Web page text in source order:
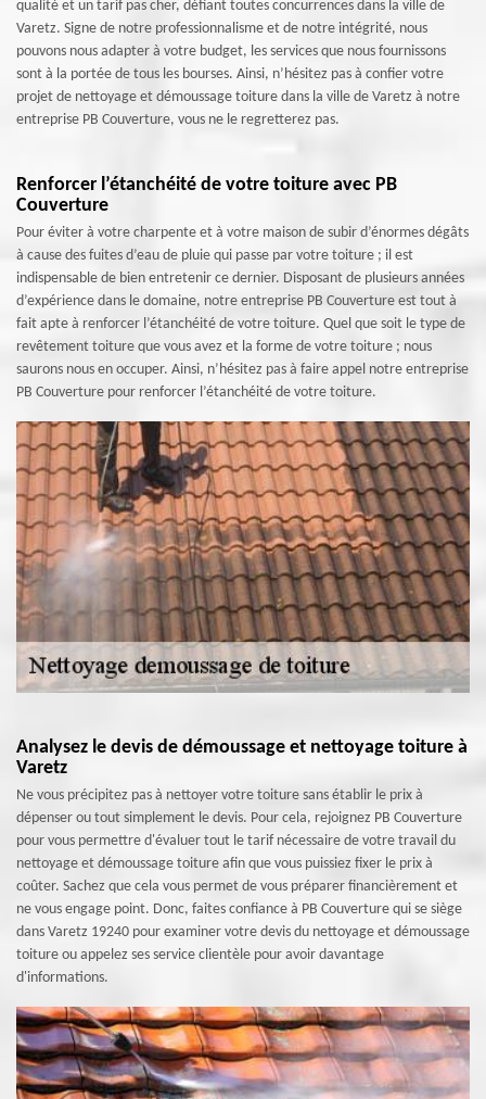
qualité et un tarif pas cher, défiant toutes concurrences dans la ville de
Varetz. Signe de notre professionnalisme et de notre intégrité, nous
pouvons nous adapter à votre budget, les services que nous fournissons
sont à la portée de tous les bourses. Ainsi, n’hésitez pas à confier votre
projet de nettoyage et démoussage toiture dans la ville de Varetz à notre
entreprise PB Couverture, vous ne le regretterez pas.
Renforcer l’étanchéité de votre toiture avec PB
Couverture
Pour éviter à votre charpente et à votre maison de subir d’énormes dégâts
à cause des fuites d’eau de pluie qui passe par votre toiture ; il est
indispensable de bien entretenir ce dernier. Disposant de plusieurs années
d’expérience dans le domaine, notre entreprise PB Couverture est tout à
fait apte à renforcer l’étanchéité de votre toiture. Quel que soit le type de
revêtement toiture que vous avez et la forme de votre toiture ; nous
saurons nous en occuper. Ainsi, n’hésitez pas à faire appel notre entreprise
PB Couverture pour renforcer l’étanchéité de votre toiture.
Analysez le devis de démoussage et nettoyage toiture à
Varetz
Ne vous précipitez pas à nettoyer votre toiture sans établir le prix à
dépenser ou tout simplement le devis. Pour cela, rejoignez PB Couverture
pour vous permettre d'évaluer tout le tarif nécessaire de votre travail du
nettoyage et démoussage toiture afin que vous puissiez fixer le prix à
coûter. Sachez que cela vous permet de vous préparer financièrement et
ne vous engage point. Donc, faites confiance à PB Couverture qui se siège
dans Varetz 19240 pour examiner votre devis du nettoyage et démoussage
toiture ou appelez ses service clientèle pour avoir davantage
d'informations.